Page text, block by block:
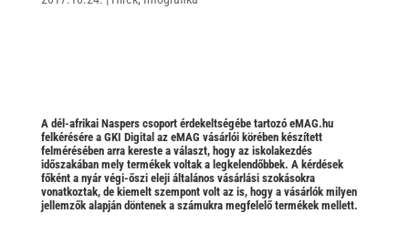
A dél-afrikai Naspers csoport érdekeltségébe tartozó eMAG.hu
felkérésére a GKI Digital az eMAG vásárlói körében készített
felmérésében arra kereste a választ, hogy az iskolakezdés
időszakában mely termékek voltak a legkelendőbbek. A kérdések
főként a nyár végi-őszi eleji általános vásárlási szokásokra
vonatkoztak, de kiemelt szempont volt az is, hogy a vásárlók milyen
jellemzők alapján döntenek a számukra megfelelő termékek mellett.